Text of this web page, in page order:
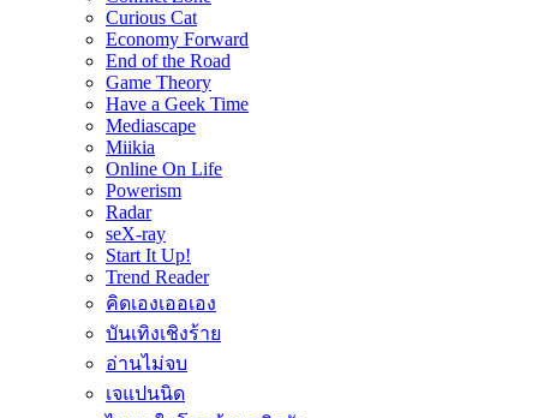
Curious Cat
Economy Forward
End of the Road
Game Theory
Have a Geek Time
Mediascape
Miikia
Online On Life
Powerism
Radar
seX-ray
Start It Up!
Trend Reader
คิดเองเออเอง
บันเทิงเชิงร้าย
อ่านไม่จบ
เจแปนนิด